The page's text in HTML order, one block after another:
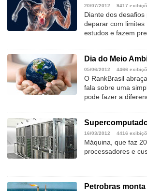
20/07/2012 9417
Diante dos
deparar com
estudos e fazem
Dia do Meio
05/06/2012 4466
O RankBrasil
fala sobre uma
pode fazer a
16/03/2012 4416
Máquina, que faz
processadores e
Petrobras